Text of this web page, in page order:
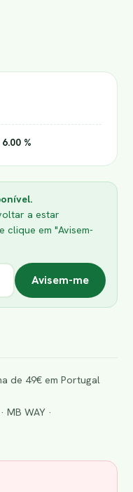
6.00 %
a estar
clique em "Avisem-
Avisem-me
de 49€ em Portugal
WAY ·